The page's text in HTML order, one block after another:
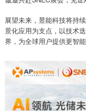
展望未来，昱能科技将持
景化应用为支点，以技术
界，为全球用户提供更智